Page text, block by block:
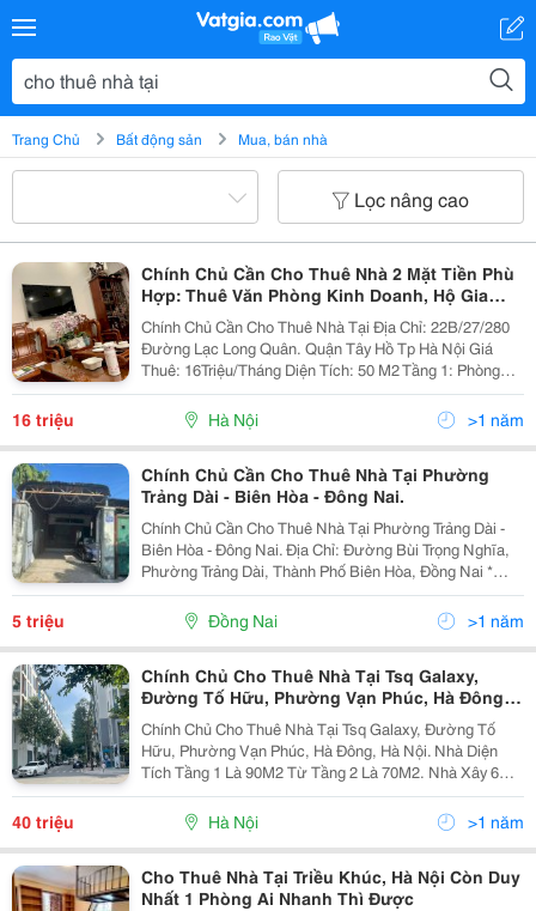
Trang Chủ Bất động sản Mua, bán nhà
Lọc nâng cao
Chính Chủ Cần Cho Thuê Nhà 2 Mặt Tiền Phù
Hợp: Thuê Văn Phòng Kinh Doanh, Hộ Gia
Đình,..
Chính Chủ Cần Cho Thuê Nhà Tại Địa Chỉ: 22B/27/280
Đường Lạc Long Quân. Quận Tây Hồ Tp Hà Nội Giá
Thuê: 16Triệu/Tháng Diện Tích: 50 M2 Tầng 1: Phòng
Bếp, Khách. Tầng 2,3: 2 Phòng Ngủ, Wc Giữa. Tầng 4;
Phòng Phơi, Phòng Thờ Nhà 2 Mặt Tiền, Thông...
16 triệu Hà Nội >1 năm
Chính Chủ Cần Cho Thuê Nhà Tại Phường
Trảng Dài - Biên Hòa - Đông Nai.
Chính Chủ Cần Cho Thuê Nhà Tại Phường Trảng Dài -
Biên Hòa - Đông Nai. Địa Chỉ: Đường Bùi Trọng Nghĩa,
Phường Trảng Dài, Thành Phố Biên Hòa, Đồng Nai *
Diện Tích: 125 M2.Ngang 5 M Dài 25M. - Nhà Có 2
Phòng Ngủ ,1 Nhà Vệ Sinh, Phòng Khách, 1...
5 triệu Đồng Nai >1 năm
Chính Chủ Cho Thuê Nhà Tại Tsq Galaxy,
Đường Tố Hữu, Phường Vạn Phúc, Hà Đông,
Hà Nội.
Chính Chủ Cho Thuê Nhà Tại Tsq Galaxy, Đường Tố
Hữu, Phường Vạn Phúc, Hà Đông, Hà Nội. Nhà Diện
Tích Tầng 1 Là 90M2 Từ Tầng 2 Là 70M2. Nhà Xây 6
Tầng Cho Thuê Cả 4 Tầng Dưới (Tầng 1,2,3,4) Hoặc
Cho Thuê Riêng Từng Tầng. - Thiết Kế: Thông Sàn,
40 triệu Hà Nội >1 năm
Cho Thuê Nhà Tại Triều Khúc, Hà Nội Còn Duy
Nhất 1 Phòng Ai Nhanh Thì Được